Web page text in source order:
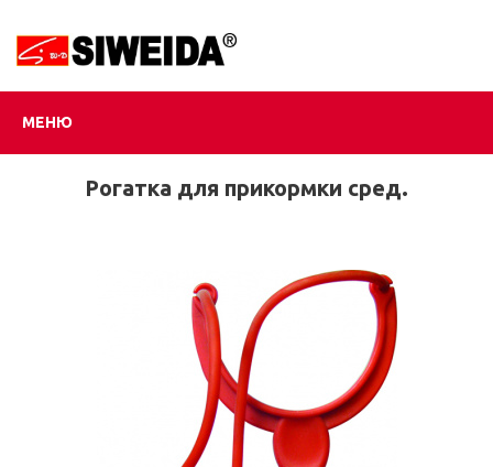
МЕНЮ
Рогатка для прикормки сред.